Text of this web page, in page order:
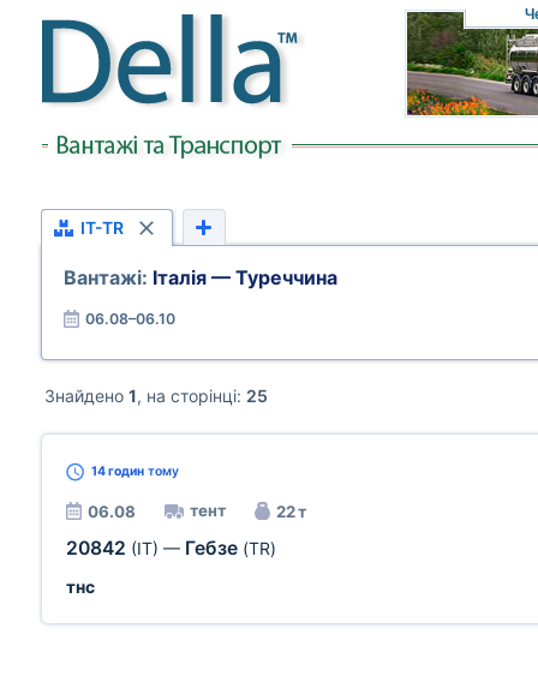
IT-TR
Вантажі: Італія — Туреччина
06.08–06.10
Знайдено 1, на сторінці: 25
14 годин тому
06.08 тент 22 т
20842 (IT) — Гебзе (TR)
тнс